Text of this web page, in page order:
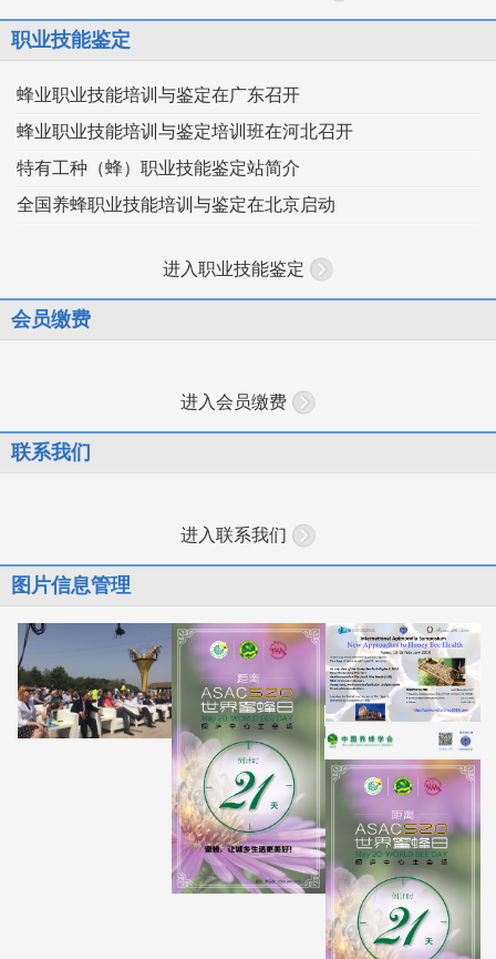
职业技能鉴定
蜂业职业技能培训与鉴定在广东召开
蜂业职业技能培训与鉴定培训班在河北召开
特有工种（蜂）职业技能鉴定站简介
全国养蜂职业技能培训与鉴定在北京启动
进入职业技能鉴定
会员缴费
进入会员缴费
联系我们
进入联系我们
图片信息管理